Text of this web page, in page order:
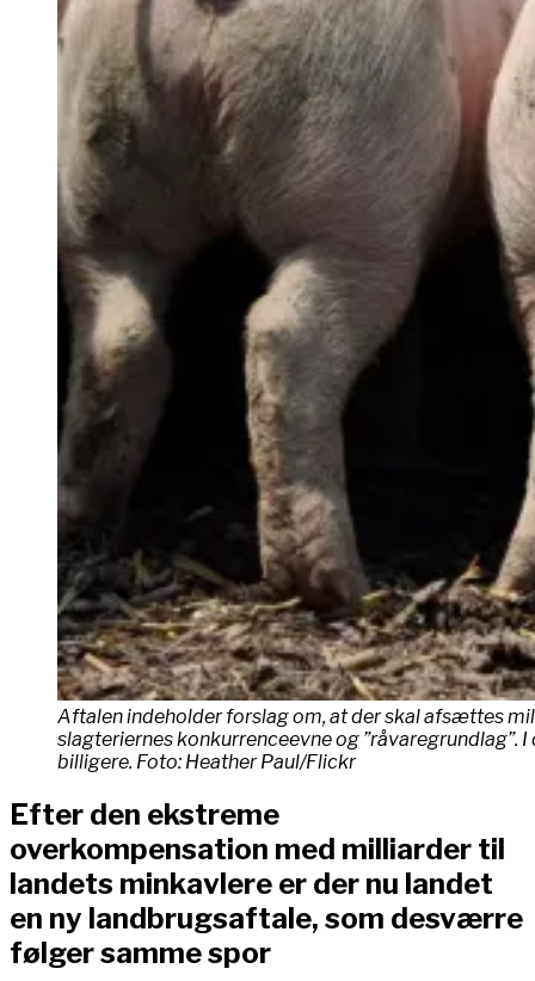
Aftalen indeholder forslag om, at der skal afsættes
slagteriernes konkurrenceevne og ”råvaregrundlag”.
billigere. Foto: Heather Paul/Flickr
Efter den ekstreme
overkompensation med milliarder til
landets minkavlere er der nu landet
en ny landbrugsaftale, som desværre
følger samme spor